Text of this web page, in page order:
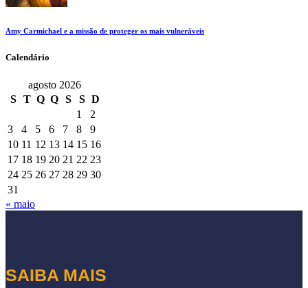
Amy Carmichael e a missão de proteger os mais vulneráveis
Calendário
agosto 2026
S
T Q Q S S D
1
2
3
4 5 6 7 8
9
10 11 12 13 14 15 16
17 18 19 20 21 22 23
24 25 26 27 28 29 30
31
« maio
SAIBA MAIS